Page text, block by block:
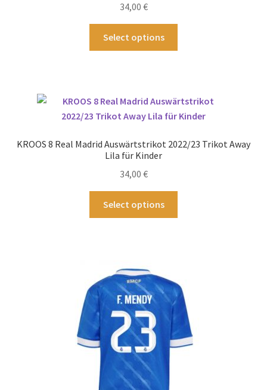
34,00 €
Select options
auf.
Die
können
Produktseite
KROOS 8 Real Madrid Auswärtstrikot 2022/23 Trikot Away
Lila für Kinder
34,00 €
Select options
Die
Optionen
können
auf
der